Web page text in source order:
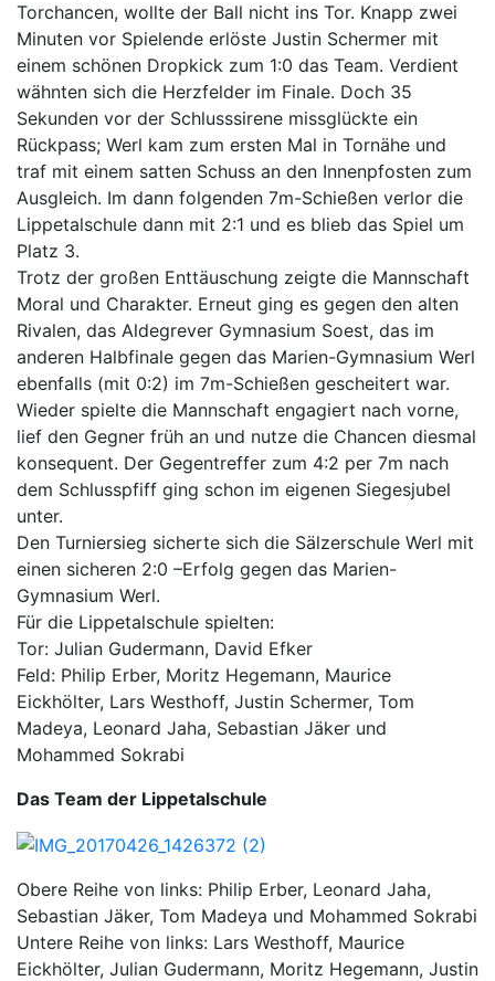
Torchancen, wollte der Ball nicht ins Tor. Knapp zwei
Minuten vor Spielende erlöste Justin Schermer mit
einem schönen Dropkick zum 1:0 das Team. Verdient
wähnten sich die Herzfelder im Finale. Doch 35
Sekunden vor der Schlusssirene missglückte ein
Rückpass; Werl kam zum ersten Mal in Tornähe und
traf mit einem satten Schuss an den Innenpfosten zum
Ausgleich. Im dann folgenden 7m-Schießen verlor die
Lippetalschule dann mit 2:1 und es blieb das Spiel um
Platz 3.
Trotz der großen Enttäuschung zeigte die Mannschaft
Moral und Charakter. Erneut ging es gegen den alten
Rivalen, das Aldegrever Gymnasium Soest, das im
anderen Halbfinale gegen das Marien-Gymnasium Werl
ebenfalls (mit 0:2) im 7m-Schießen gescheitert war.
Wieder spielte die Mannschaft engagiert nach vorne,
lief den Gegner früh an und nutze die Chancen diesmal
konsequent. Der Gegentreffer zum 4:2 per 7m nach
dem Schlusspfiff ging schon im eigenen Siegesjubel
unter.
Den Turniersieg sicherte sich die Sälzerschule Werl mit
einen sicheren 2:0 –Erfolg gegen das Marien-
Gymnasium Werl.
Für die Lippetalschule spielten:
Tor: Julian Gudermann, David Efker
Feld: Philip Erber, Moritz Hegemann, Maurice
Eickhölter, Lars Westhoff, Justin Schermer, Tom
Madeya, Leonard Jaha, Sebastian Jäker und
Mohammed Sokrabi
Das Team der Lippetalschule
Obere Reihe von links: Philip Erber, Leonard Jaha,
Sebastian Jäker, Tom Madeya und Mohammed Sokrabi
Untere Reihe von links: Lars Westhoff, Maurice
Eickhölter, Julian Gudermann, Moritz Hegemann, Justin